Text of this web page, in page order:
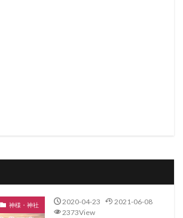
神様・神社 2020-04-23
2021-06-08
2373View